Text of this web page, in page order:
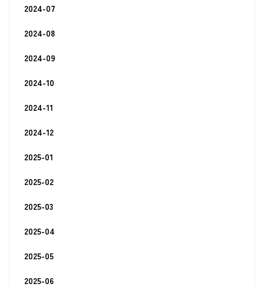
2024-07
2024-08
2024-09
2024-10
2024-11
2024-12
2025-01
2025-02
2025-03
2025-04
2025-05
2025-06